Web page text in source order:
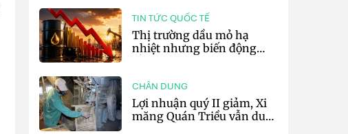
TIN TỨC QUỐC TẾ
Thị trường dầu mỏ hạ
nhiệt nhưng biến động
CHÂN DUNG
Lợi nhuận quý II giảm, Xi
măng Quán Triều vẫn duy